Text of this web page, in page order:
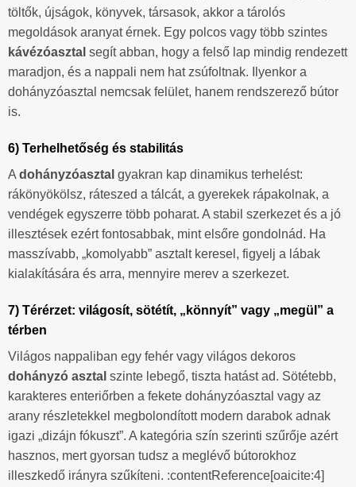
töltők, újságok, könyvek, társasok, akkor a tárolós
megoldások aranyat érnek. Egy polcos vagy több szintes
kávézóasztal segít abban, hogy a felső lap mindig rendezett
maradjon, és a nappali nem hat zsúfoltnak. Ilyenkor a
dohányzóasztal nemcsak felület, hanem rendszerező bútor
is.
6) Terhelhetőség és stabilitás
A dohányzóasztal gyakran kap dinamikus terhelést:
rákönyökölsz, ráteszed a tálcát, a gyerekek rápakolnak, a
vendégek egyszerre több poharat. A stabil szerkezet és a jó
illesztések ezért fontosabbak, mint elsőre gondolnád. Ha
masszívabb, „komolyabb” asztalt keresel, figyelj a lábak
kialakítására és arra, mennyire merev a szerkezet.
7) Térérzet: világosít, sötétít, „könnyít” vagy „megül” a
térben
Világos nappaliban egy fehér vagy világos dekoros
dohányzó asztal szinte lebegő, tiszta hatást ad. Sötétebb,
karakteres enteriőrben a fekete dohányzóasztal vagy az
arany részletekkel megbolondított modern darabok adnak
igazi „dizájn fókuszt”. A kategória szín szerinti szűrője azért
hasznos, mert gyorsan tudsz a meglévő bútorokhoz
illeszkedő irányra szűkíteni. :contentReference[oaicite:4]